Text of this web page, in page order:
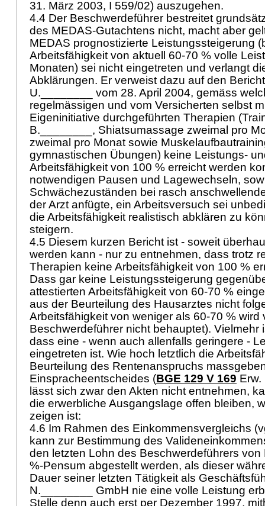
31. März 2003, I 559/02) auszugehen.
4.4 Der Beschwerdeführer bestreitet
des MEDAS-Gutachtens nicht, macht aber
MEDAS prognostizierte Leistungssteigerung
Arbeitsfähigkeit von aktuell 60-70 % volle
Monaten) sei nicht eingetreten und verlangt
Abklärungen. Er verweist dazu auf den
U.________ vom 28. April 2004, gemäss
regelmässigen und vom Versicherten selbst
Eigeninitiative durchgeführten Therapien
B.________, Shiatsumassage zweimal pro
zweimal pro Monat sowie
gymnastischen Übungen) keine Leistungs-
Arbeitsfähigkeit von 100 % erreicht werden
notwendigen Pausen und Lagewechseln,
Schwächezuständen bei rasch
der Arzt anfügte, ein Arbeitsversuch sei
die Arbeitsfähigkeit realistisch abklären zu
steigern.
4.5 Diesem kurzen Bericht ist - soweit
werden kann - nur zu entnehmen, dass trotz
Therapien keine Arbeitsfähigkeit von 100 %
Dass gar keine Leistungssteigerung
attestierten Arbeitsfähigkeit von 60-70 %
aus der Beurteilung des Hausarztes nicht
Arbeitsfähigkeit von weniger als 60-70 % wird
Beschwerdeführer nicht behauptet). Vielmehr
dass eine - wenn auch allenfalls geringere -
eingetreten ist. Wie hoch letztlich die
Beurteilung des Rentenanspruchs
Einspracheentscheides (BGE 129 V 169 Erw.
lässt sich zwar den Akten nicht entnehmen,
die erwerbliche Ausgangslage offen bleiben,
zeigen ist:
4.6 Im Rahmen des Einkommensvergleichs
kann zur Bestimmung des
den letzten Lohn des Beschwerdeführers von
%-Pensum abgestellt werden, als dieser
Dauer seiner letzten Tätigkeit als
N.________ GmbH nie eine volle Leistung
Stelle denn auch erst per Dezember 1997,